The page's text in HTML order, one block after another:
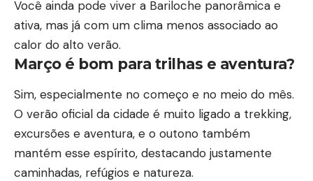
Você ainda pode viver a Bariloche panorâmica e
ativa, mas já com um clima menos associado ao
calor do alto verão.
Março é bom para trilhas e aventura?
Sim, especialmente no começo e no meio do mês.
O verão oficial da cidade é muito ligado a trekking,
excursões e aventura, e o outono também
mantém esse espírito, destacando justamente
caminhadas, refúgios e natureza.